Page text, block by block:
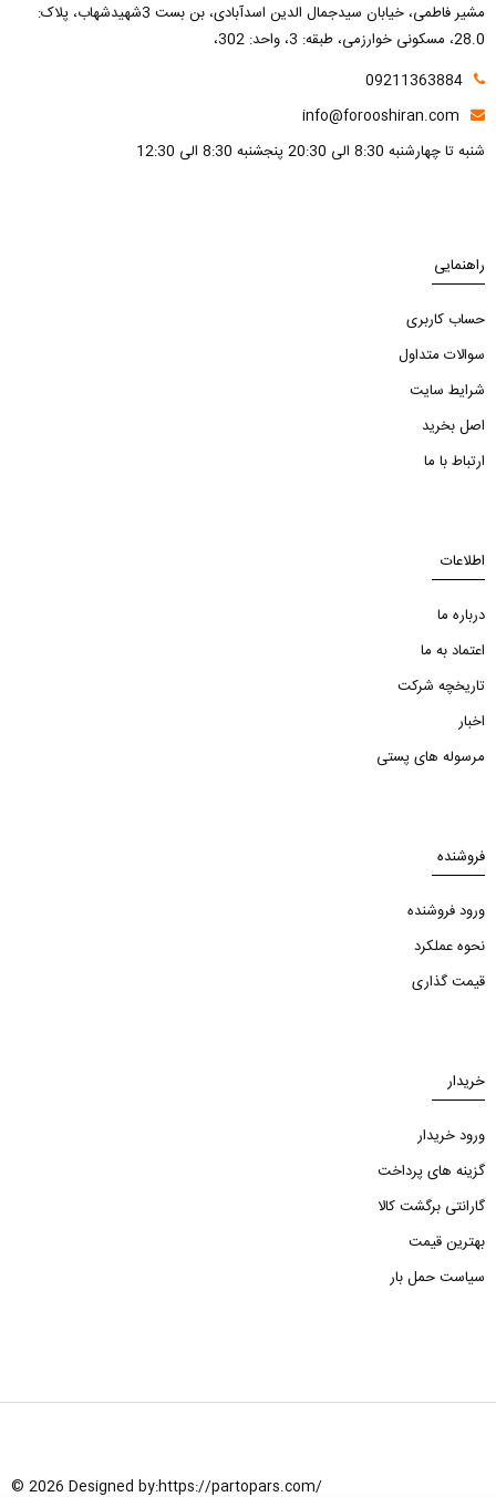
مشیر فاطمی، خیابان سیدجمال الدین اسدآبادی، بن بست 3شهیدشهاب، پلاک:
28.0، مسکونی خوارزمی، طبقه: 3، واحد: 302،
09211363884
info@forooshiran.com
شنبه تا چهارشنبه 8:30 الی 20:30 پنجشنبه 8:30 الی 12:30
راهنمایی
حساب کاربری
سوالات متداول
شرایط سایت
اصل بخرید
ارتباط با ما
اطلاعات
درباره ما
اعتماد به ما
تاریخچه شرکت
اخبار
مرسوله های پستی
فروشنده
ورود فروشنده
نحوه عملکرد
قیمت گذاری
خریدار
ورود خریدار
گزینه های پرداخت
گارانتی برگشت کالا
بهترین قیمت
سیاست حمل بار
© 2026 Designed by:https://partopars.com/